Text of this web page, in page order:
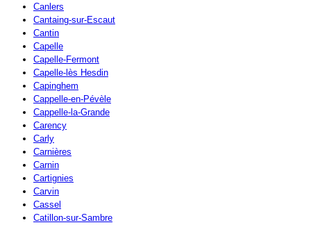
Canlers
Cantaing-sur-Escaut
Cantin
Capelle
Capelle-Fermont
Capelle-lès Hesdin
Capinghem
Cappelle-en-Pévèle
Cappelle-la-Grande
Carency
Carly
Carnières
Carnin
Cartignies
Carvin
Cassel
Catillon-sur-Sambre